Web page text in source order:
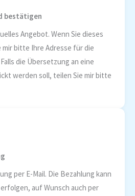
bestätigen
Angebot. Wenn Sie dieses
mir bitte Ihre Adresse für die
die Übersetzung an eine
werden soll, teilen Sie mir bitte
per E-Mail. Die Bezahlung kann
auf Wunsch auch per